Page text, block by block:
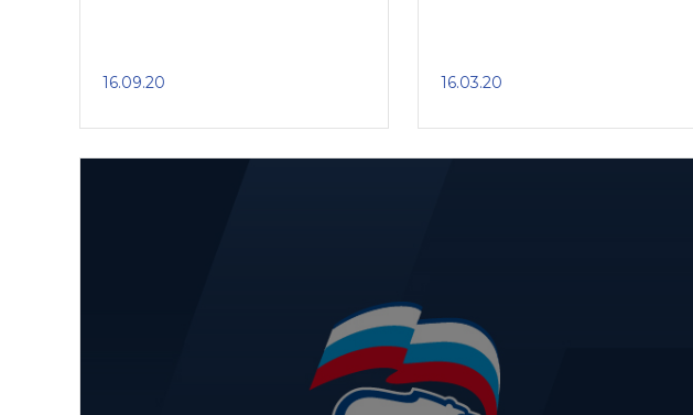
16.09.20 16.03.20